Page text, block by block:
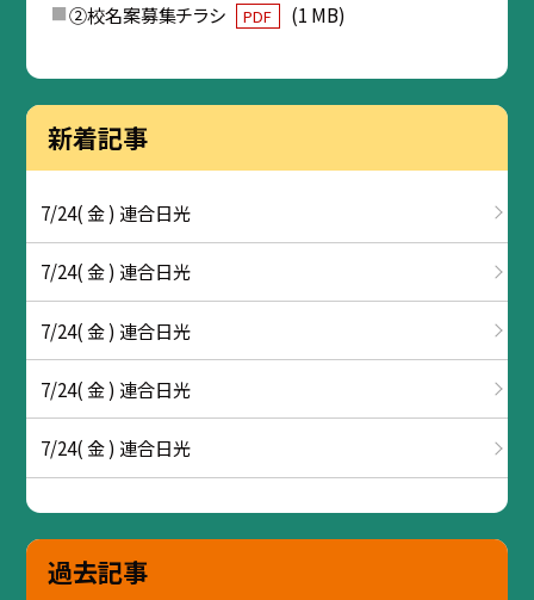
②校名案募集チラシ
PDF (1 MB)
新着記事
7/24( 金 ) 連合日光
7/24( 金 ) 連合日光
7/24( 金 ) 連合日光
7/24( 金 ) 連合日光
7/24( 金 ) 連合日光
過去記事